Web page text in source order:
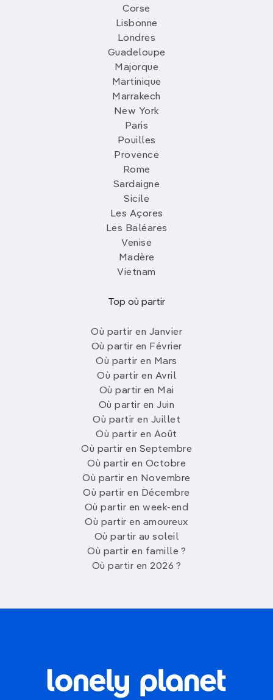
Corse
Lisbonne
Londres
Guadeloupe
Majorque
Martinique
Marrakech
New York
Paris
Pouilles
Provence
Rome
Sardaigne
Sicile
Les Açores
Les Baléares
Venise
Madère
Vietnam
Top où partir
Où partir en Janvier
Où partir en Février
Où partir en Mars
Où partir en Avril
Où partir en Mai
Où partir en Juin
Où partir en Juillet
Où partir en Août
Où partir en Septembre
Où partir en Octobre
Où partir en Novembre
Où partir en Décembre
Où partir en week-end
Où partir en amoureux
Où partir au soleil
Où partir en famille ?
Où partir en 2026 ?